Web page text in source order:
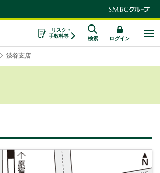
リスク・
手数料等
検索 ログイン
渋谷支店